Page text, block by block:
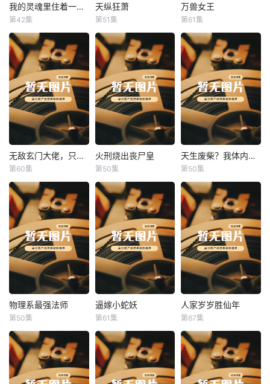
我的灵魂里住着一条龙 我的灵魂里住着一条龙
第42集
天纵狂萧
天纵狂萧
第51集
万兽女王
万兽女王
第61集
无敌玄门大佬，只听姐姐的话 无敌玄门大佬，只听姐姐的话
第60集
火刑烧出丧尸皇
火刑烧出丧尸皇
第50集
天生废柴？我体内有神血 天生废柴？我体内有神血
第50集
物理系最强法师
物理系最强法师
第50集
逼嫁小蛇妖
逼嫁小蛇妖
第61集
人家岁岁胜仙年
人家岁岁胜仙年
第67集